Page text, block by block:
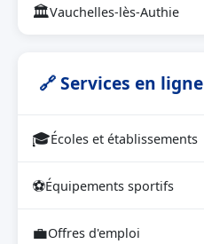
🏛Vauchelles-lès-Authie
🔗 Services en ligne
🎓Écoles et établissements
⚽Équipements sportifs
💼Offres d'emploi